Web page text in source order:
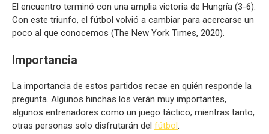
El encuentro terminó con una amplia victoria de Hungría (3-6).
Con este triunfo, el fútbol volvió a cambiar para acercarse un
poco al que conocemos (The New York Times, 2020).
Importancia
La importancia de estos partidos recae en quién responde la
pregunta. Algunos hinchas los verán muy importantes,
algunos entrenadores como un juego táctico; mientras tanto,
otras personas solo disfrutarán del fútbol.